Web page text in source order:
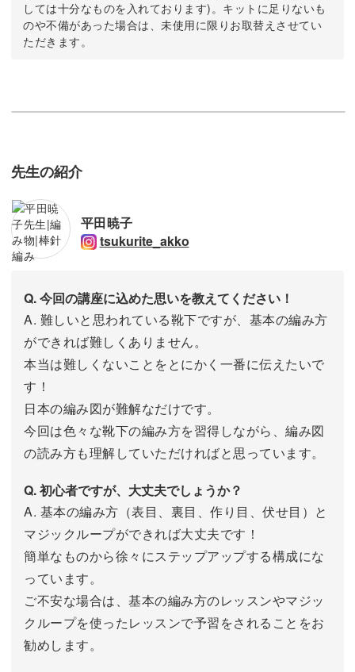
しては十分なものを入れております)。キットに足りないも
のや不備があった場合は、未使用に限りお取替えさせてい
ただきます。
先生の紹介
平田暁子
tsukurite_akko
Q. 今回の講座に込めた思いを教えてください！
A. 難しいと思われている靴下ですが、基本の編み方
ができれば難しくありません。
本当は難しくないことをとにかく一番に伝えたいで
す！
日本の編み図が難解なだけです。
今回は色々な靴下の編み方を習得しながら、編み図
の読み方も理解していただければと思っています。
Q. 初心者ですが、大丈夫でしょうか？
A. 基本の編み方（表目、裏目、作り目、伏せ目）と
マジックループができれば大丈夫です！
簡単なものから徐々にステップアップする構成にな
っています。
ご不安な場合は、基本の編み方のレッスンやマジッ
クループを使ったレッスンで予習をされることをお
勧めします。